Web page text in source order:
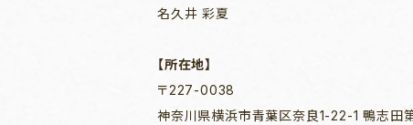
名久井 彩夏
【所在地】
〒227-0038
神奈川県横浜市青葉区奈良1-22-1 鴨志田